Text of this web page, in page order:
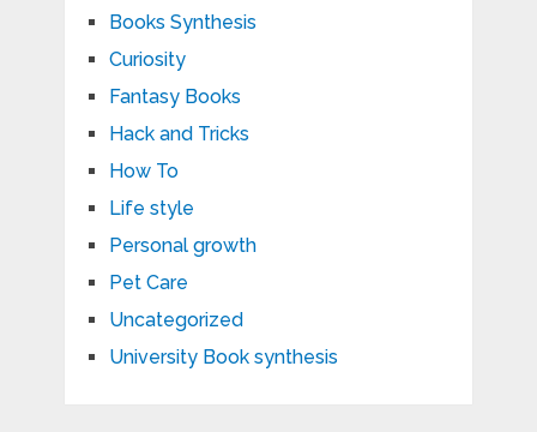
Books Synthesis
Curiosity
Fantasy Books
Hack and Tricks
How To
Life style
Personal growth
Pet Care
Uncategorized
University Book synthesis